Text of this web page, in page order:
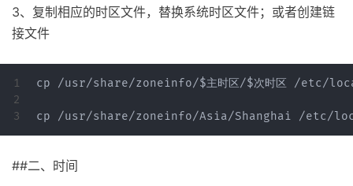
3、复制相应的时区文件，替换系统时区文件；或者创建链
接文件
1
2
cp /usr/share/zoneinfo/$主时区/$次时区 /etc/
##二、时间